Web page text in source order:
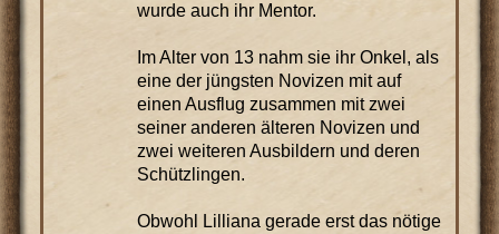
wurde auch ihr Mentor.
Im Alter von 13 nahm sie ihr Onkel, als
eine der jüngsten Novizen mit auf
einen Ausflug zusammen mit zwei
seiner anderen älteren Novizen und
zwei weiteren Ausbildern und deren
Schützlingen.
Obwohl Lilliana gerade erst das nötige